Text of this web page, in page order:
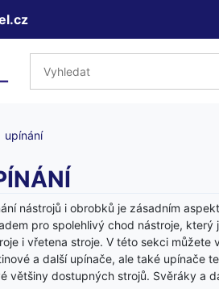
upínání
nástrojů i obrobků je zásadním
pro spolehlivý chod nástroje,
i vřetena stroje. V této sekci můžete
a další upínače, ale také upínače
většiny dostupných strojů. Svěráky a